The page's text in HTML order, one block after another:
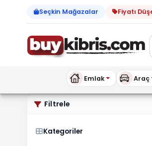
Seçkin Mağazalar Fiyatı
Emlak Araç
Monitör |
Filtrele
Kategoriler